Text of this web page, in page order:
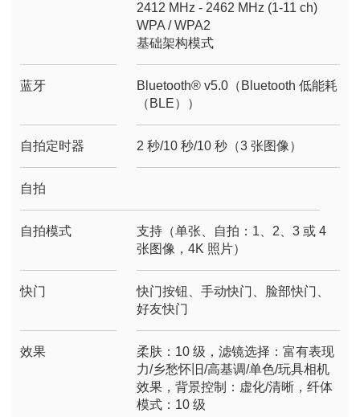
2412 MHz - 2462 MHz (1-11 ch)
WPA / WPA2
基础架构模式
蓝牙
Bluetooth® v5.0（Bluetooth 低能耗
（BLE））
自拍定时器 2 秒/10 秒/10 秒（3 张图像）
自拍
自拍模式
支持（单张、自拍：1、2、3 或 4
张图像，4K 照片）
快门
快门按钮、手动快门、脸部快门、
好友快门
效果
柔肤：10 级，滤镜选择：富有表现
力/乡愁怀旧/高基调/单色/玩具相机
效果，背景控制：虚化/清晰，纤体
模式：10 级